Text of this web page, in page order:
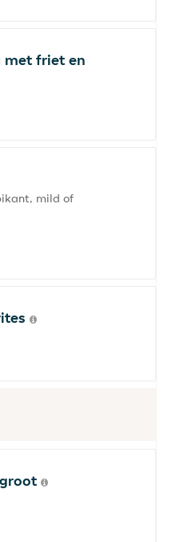
met friet en
mild of